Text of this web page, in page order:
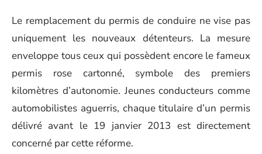
Le remplacement du permis de conduire ne vise pas
uniquement les nouveaux détenteurs. La mesure
enveloppe tous ceux qui possèdent encore le fameux
permis rose cartonné, symbole des premiers
kilomètres d’autonomie. Jeunes conducteurs comme
automobilistes aguerris, chaque titulaire d’un permis
délivré avant le 19 janvier 2013 est directement
concerné par cette réforme.